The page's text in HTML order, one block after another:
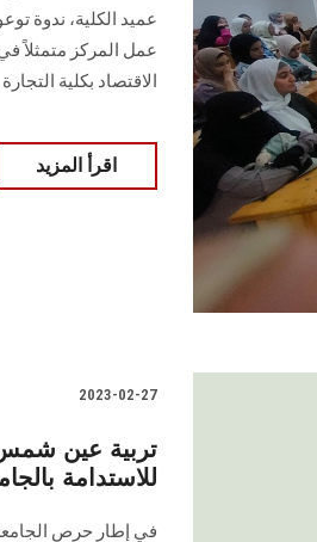
عميد الكلية، ندوة
عمل المركز متمثلاً
الاقتصاد بكلية التجارة
اقرأ المزيد
2023-02-27
تربية عين
للاستدامة
في إطار حرص